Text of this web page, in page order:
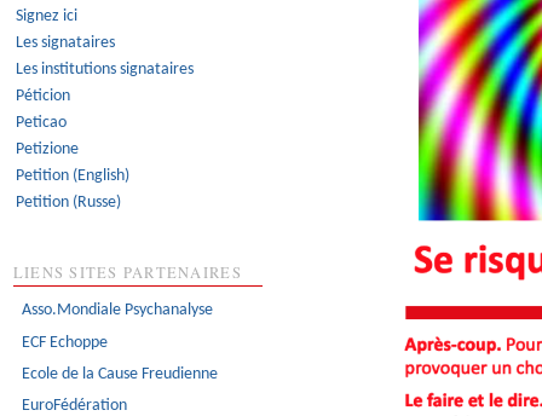
Signez ici
Les signataires
Les institutions signataires
Péticion
Peticao
Petizione
Petition (English)
Petition (Russe)
LIENS SITES PARTENAIRES
Asso.Mondiale Psychanalyse
ECF Echoppe
Ecole de la Cause Freudienne
EuroFédération